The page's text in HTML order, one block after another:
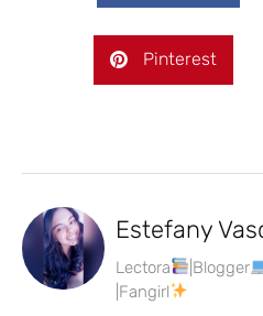
Pinterest
Estefany
Lectora |Blogger
|Fangirl